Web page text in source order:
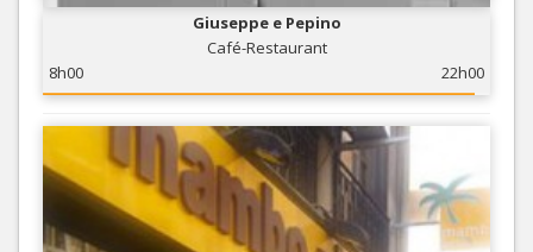
Giuseppe e Pepino
Café-Restaurant
8h00
22h00